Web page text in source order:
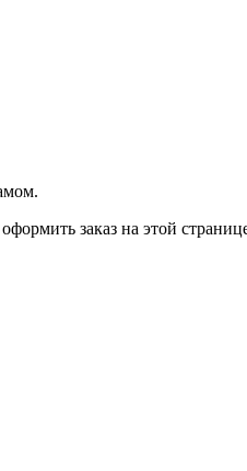
заказ на этой